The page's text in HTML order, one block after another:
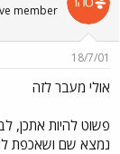
member
18/7/01
אולי מעבר לזה
פשוט להיות אתכן,
נמצא שם ושאכפת